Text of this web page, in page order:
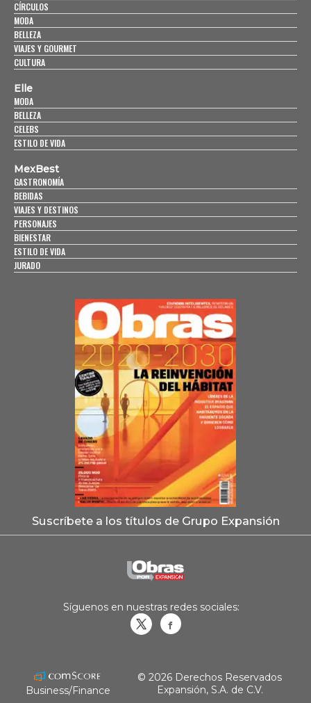
CÍRCULOS
MODA
BELLEZA
VIAJES Y GOURMET
CULTURA
Elle
MODA
BELLEZA
CELEBS
ESTILO DE VIDA
MexBest
GASTRONOMÍA
BEBIDAS
VIAJES Y DESTINOS
PERSONAJES
BIENESTAR
ESTILO DE VIDA
JURADO
Suscríbete a los títulos de Grupo Expansión
Síguenos en nuestras redes sociales:
Business/Finance
© 2026 Derechos Reservados
Expansión, S.A. de C.V.